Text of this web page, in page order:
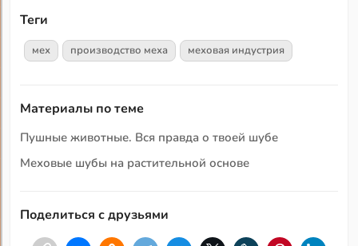
Теги
мех производство меха меховая индустрия
Материалы по теме
Пушные животные. Вся правда о твоей шубе
Меховые шубы на растительной основе
Поделиться с друзьями